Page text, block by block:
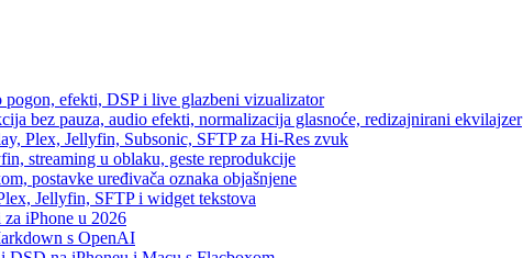
efekti, DSP i live glazbeni vizualizator
bez pauza, audio efekti, normalizacija glasnoće, redizajnirani ekvilajzer
Plex, Jellyfin, Subsonic, SFTP za Hi-Res zvuk
streaming u oblaku, geste reprodukcije
postavke uređivača oznaka objašnjene
Jellyfin, SFTP i widget tekstova
iPhone u 2026
s OpenAI